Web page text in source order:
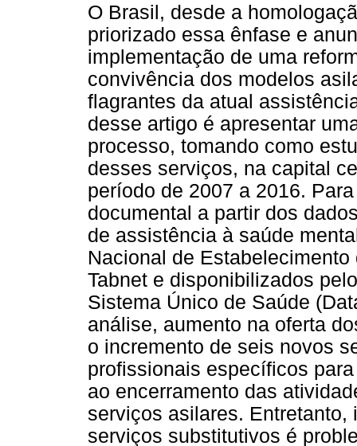
O Brasil, desde a
priorizado essa ênfase e
implementação de uma
convivência dos modelos
flagrantes da atual
desse artigo é apresentar
processo, tomando como
desses serviços, na capital
período de 2007 a 2016.
documental a partir dos
de assistência à saúde
Nacional de
Tabnet e disponibilizados
Sistema Único de Saúde
análise, aumento na oferta
o incremento de seis novos
profissionais específicos
ao encerramento das
serviços asilares.
serviços substitutivos é